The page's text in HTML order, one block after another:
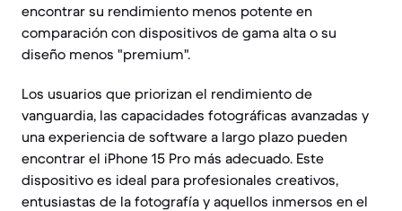
encontrar su rendimiento menos potente en
comparación con dispositivos de gama alta o su
diseño menos "premium".
Los usuarios que priorizan el rendimiento de
vanguardia, las capacidades fotográficas avanzadas y
una experiencia de software a largo plazo pueden
encontrar el iPhone 15 Pro más adecuado. Este
dispositivo es ideal para profesionales creativos,
entusiastas de la fotografía y aquellos inmersos en el